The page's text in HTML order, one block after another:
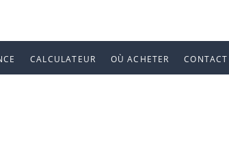
CALCULATEUR OÙ ACHETER CONTACT